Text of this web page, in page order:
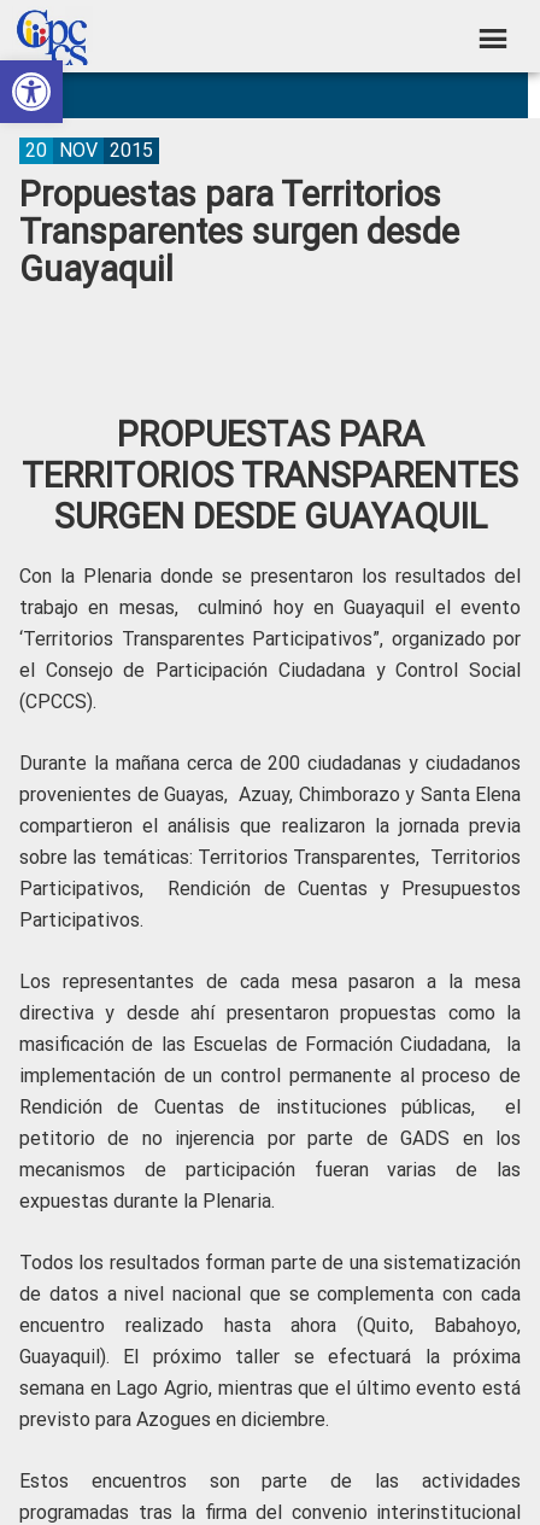
Abrir barra de herramientas
Skip
to
primary
navigation
Skip
to
main
content
Skip
to
primary
sidebar
Skip
to
footer
Consejo
de
Participación
Ciudadana
Control
Construyendo
Poder
Ciudadano
Propuestas para Territorios
Transparentes surgen desde
Guayaquil
20 NOV 2015
PROPUESTAS PARA
TERRITORIOS TRANSPARENTES
SURGEN DESDE GUAYAQUIL
Con la Plenaria donde se presentaron los resultados del
trabajo en mesas, culminó hoy en Guayaquil el evento
‘Territorios Transparentes Participativos”, organizado por
el Consejo de Participación Ciudadana y Control Social
(CPCCS).
Durante la mañana cerca de 200 ciudadanas y ciudadanos
provenientes de Guayas, Azuay, Chimborazo y Santa Elena
compartieron el análisis que realizaron la jornada previa
sobre las temáticas: Territorios Transparentes, Territorios
Participativos, Rendición de Cuentas y Presupuestos
Participativos.
Los representantes de cada mesa pasaron a la mesa
directiva y desde ahí presentaron propuestas como la
masificación de las Escuelas de Formación Ciudadana, la
implementación de un control permanente al proceso de
Rendición de Cuentas de instituciones públicas, el
petitorio de no injerencia por parte de GADS en los
mecanismos de participación fueran varias de las
expuestas durante la Plenaria.
Todos los resultados forman parte de una sistematización
de datos a nivel nacional que se complementa con cada
encuentro realizado hasta ahora (Quito, Babahoyo,
Guayaquil). El próximo taller se efectuará la próxima
semana en Lago Agrio, mientras que el último evento está
previsto para Azogues en diciembre.
Estos encuentros son parte de las actividades
programadas tras la firma del convenio interinstitucional